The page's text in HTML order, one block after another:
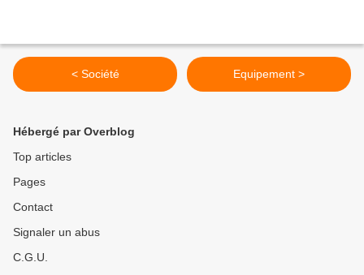
< Société Equipement >
Hébergé par Overblog
Top articles
Pages
Contact
Signaler un abus
C.G.U.